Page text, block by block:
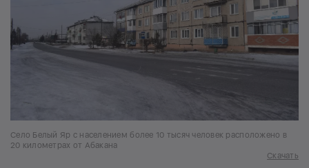
Село Белый Яр с населением более 10 тысяч человек расположено в
20 километрах от Абакана
Скачать